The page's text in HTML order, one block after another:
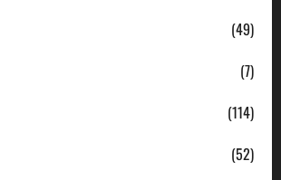
(49)
(7)
(114)
(52)